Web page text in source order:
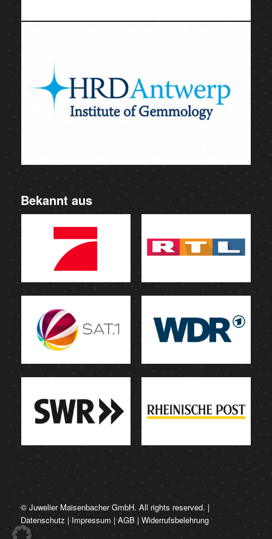
Bekannt aus
© Juwelier Maisenbacher GmbH. All rights reserved. |
Datenschutz | Impressum | AGB | Widerrufsbelehrung